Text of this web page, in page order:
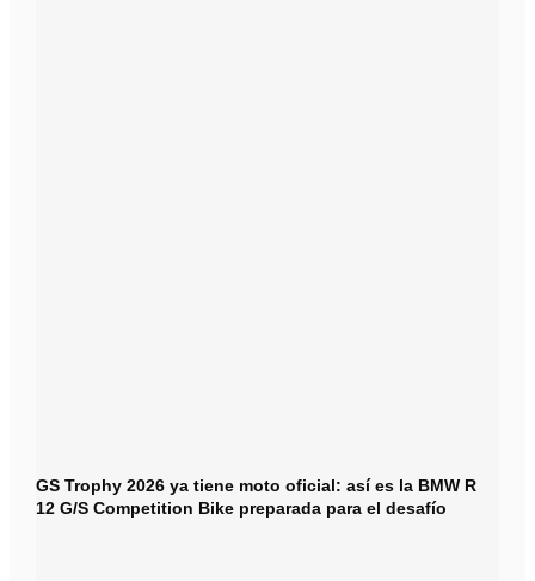
GS Trophy 2026 ya tiene moto oficial: así es la BMW R
12 G/S Competition Bike preparada para el desafío